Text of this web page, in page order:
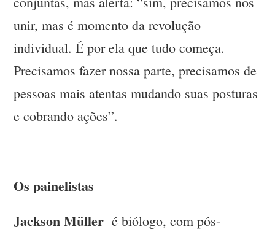
unir, mas é momento da revolução
individual. É por ela que tudo começa.
Precisamos fazer nossa parte, precisamos de
pessoas mais atentas mudando suas posturas
e cobrando ações”.
Os painelistas
Jackson Müller é biólogo, com pós-